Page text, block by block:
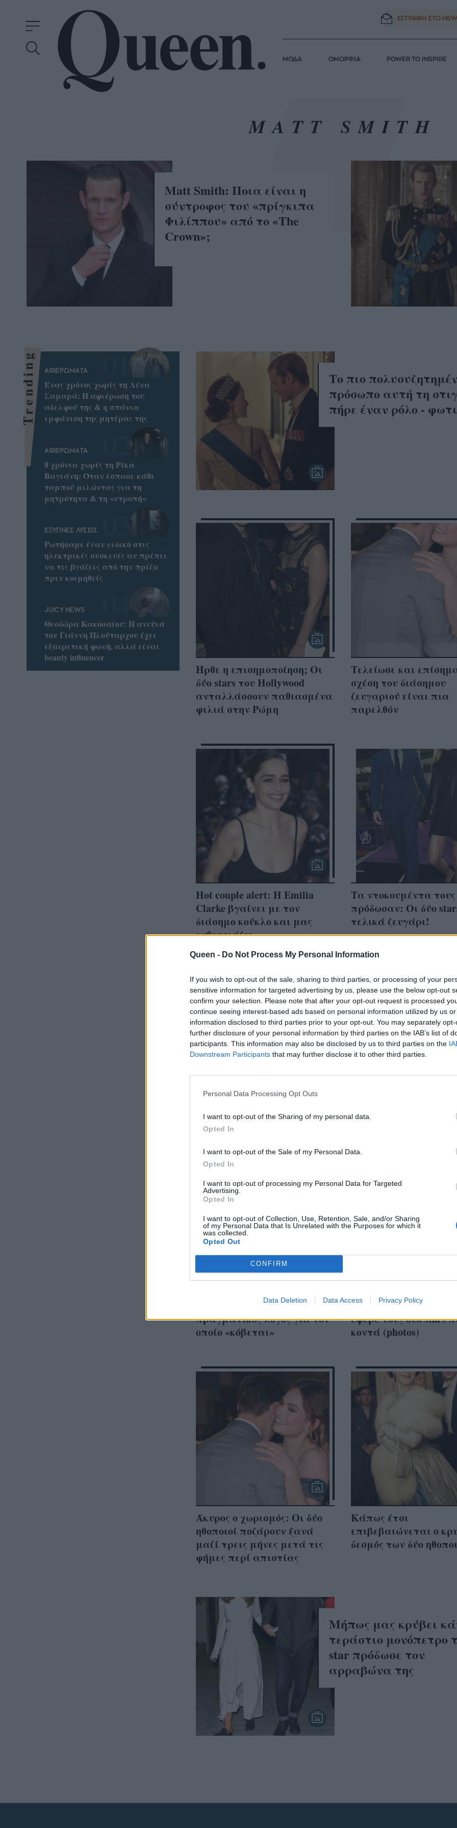
Queen - Do Not Process My Personal Information
If you wish to opt-out of the sale, sharing to third parties, or processing of your
sensitive information for targeted advertising by us, please use the below opt-out
confirm your selection. Please note that after your opt-out request is processed
continue seeing interest-based ads based on personal information utilized by us
information disclosed to third parties prior to your opt-out. You may separately
further disclosure of your personal information by third parties on the IAB’s list of
participants. This information may also be disclosed by us to third parties on the
Downstream Participants that may further disclose it to other third parties.
Personal Data Processing Opt Outs
I want to opt-out of the Sharing of my personal data.
Opted In
I want to opt-out of the Sale of my Personal Data.
Opted In
I want to opt-out of processing my Personal Data for Targeted
Advertising.
Opted In
I want to opt-out of Collection, Use, Retention, Sale, and/or Sharing
of my Personal Data that Is Unrelated with the Purposes for which it
was collected.
Opted Out
CONFIRM
Data Deletion Data Access Privacy Policy
ΕΓΓΡΑΦΗ ΣΤΟ
ΜΟΔΑ ΟΜΟΡΦΙΑ POWER TO INSPIRE
MATT SMITH
Matt Smith: Ποια είναι η
σύντροφος του «πρίγκιπα
Φιλίππου» από το «The
Crown»;
Το πιο
πρόσωπο αυτή τη
πήρε έναν ρόλο -
Ήρθε η επισημοποίηση; Οι
δύο stars του Hollywood
ανταλλάσσουν παθιασμένα
φιλιά στην Ρώμη
Τελείωσε και
σχέση του διάσημου
ζευγαριού είναι πια
παρελθόν
Hot couple alert: Η Emilia
Clarke βγαίνει με τον
διάσημο κούκλο και μας
ενθουσιάζει
Τα ντοκουμέντα τους
πρόδωσαν: Οι δύο
τελικά ζευγάρι!
Seriously? Είναι οι δύο stars
του Hollywood ζευγάρι;
αποκαλύφθηκε ο
πραγματικός λόγος για τον
οποίο «κόβεται»
περίμενες: Η
έφερε τους δύο stars
κοντά (photos)
Άκυρος ο χωρισμός: Οι δύο
ηθοποιοί ποζάρουν ξανά
μαζί τρεις μήνες μετά τις
φήμες περί απιστίας
Κάπως έτσι
επιβεβαιώνεται ο
δεσμός των δύο
Μήπως μας κρύβει
τεράστιο μονόπετρο
star πρόδωσε τον
αρραβώνα της
Trending ΑΦΙΕΡΩΜΑΤΑ
Ένας χρόνος χωρίς τη Λένα
Σαμαρά: Η αφιέρωση του
αδελφού της & η σπάνια
εμφάνιση της μητέρας της
ΑΦΙΕΡΩΜΑΤΑ
8 χρόνια χωρίς τη Ρίκα
Βαγιάνη: Όταν έσπασε κάθε
ταμπού μιλώντας για τη
μητρότητα & τη «ντροπή»
ΕΞΥΠΝΕΣ ΛΥΣΕΙΣ
Ρωτήσαμε έναν ειδικό στις
ηλεκτρικές συσκευές αν πρέπει
να τις βγάζεις από την πρίζα
πριν κοιμηθείς
JUICY NEWS
Θεοδώρα Κακοσαίου: Η ανιψιά
του Γιάννη Πλούταρχου έχει
εξαιρετική φωνή, αλλά είναι
beauty influencer